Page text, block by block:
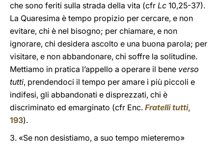
che sono feriti sulla strada della vita (cfr Lc 10,25-37).
La Quaresima è tempo propizio per cercare, e non
evitare, chi è nel bisogno; per chiamare, e non
ignorare, chi desidera ascolto e una buona parola; per
visitare, e non abbandonare, chi soffre la solitudine.
Mettiamo in pratica l’appello a operare il bene verso
tutti, prendendoci il tempo per amare i più piccoli e
indifesi, gli abbandonati e disprezzati, chi è
discriminato ed emarginato (cfr Enc. Fratelli tutti,
193).
3. «Se non desistiamo, a suo tempo mieteremo»